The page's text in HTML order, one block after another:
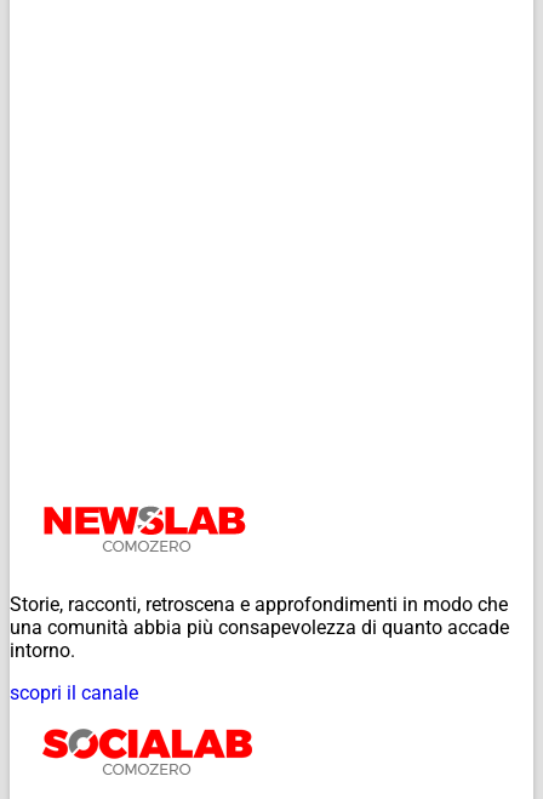
Storie, racconti, retroscena e approfondimenti in modo che
una comunità abbia più consapevolezza di quanto accade
intorno.
scopri il canale